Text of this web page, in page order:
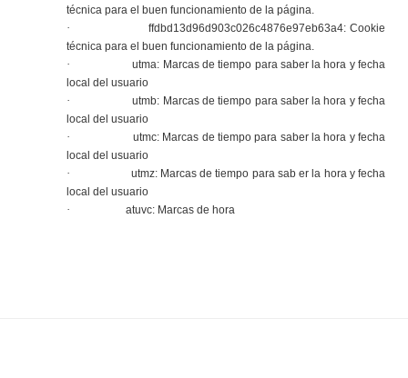
técnica para el buen funcionamiento de la página.
·
ffdbd13d96d903c026c4876e97eb63a4: Cookie
técnica para el buen funcionamiento de la página.
·
utma: Marcas de tiempo para saber la hora y fecha
local del usuario
·
utmb: Marcas de tiempo para saber la hora y fecha
local del usuario
·
utmc: Marcas de tiempo para saber la hora y fecha
local del usuario
·
utmz: Marcas de tiempo para sab er la hora y fecha
local del usuario
· atuvc: Marcas de hora